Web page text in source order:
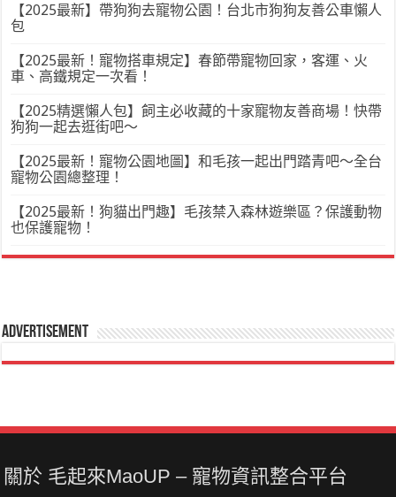
【2025最新】帶狗狗去寵物公園！台北市狗狗友善公車懶人
包
【2025最新！寵物搭車規定】春節帶寵物回家，客運、火
車、高鐵規定一次看！
【2025精選懶人包】飼主必收藏的十家寵物友善商場！快帶
狗狗一起去逛街吧～
【2025最新！寵物公園地圖】和毛孩一起出門踏青吧～全台
寵物公園總整理！
【2025最新！狗貓出門趣】毛孩禁入森林遊樂區？保護動物
也保護寵物！
Advertisement
關於 毛起來MaoUP – 寵物資訊整合平台